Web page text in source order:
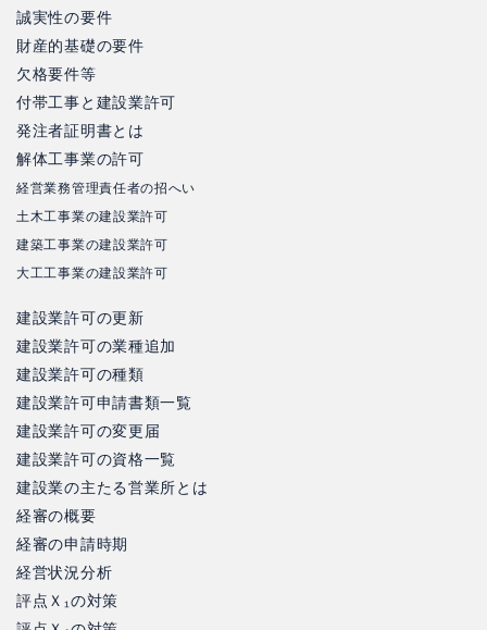
誠実性の要件
財産的基礎の要件
欠格要件等
付帯工事と建設業許可
発注者証明書とは
解体工事業の許可
経営業務管理責任者の招へい
土木工事業の建設業許可
建築工事業の建設業許可
大工工事業の建設業許可
建設業許可の更新
建設業許可の業種追加
建設業許可の種類
建設業許可申請書類一覧
建設業許可の変更届
建設業許可の資格一覧
建設業の主たる営業所とは
経審の概要
経審の申請時期
経営状況分析
評点Ｘ₁の対策